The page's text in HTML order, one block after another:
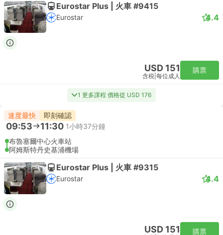
Eurostar Plus | 火車 #9415
Eurostar 4.4
USD 151
含税 每位成人
購票
1 更多課程 價格從 USD 176
速度最快 即刻確認
09:53 11:30 1小時37分鐘
布魯塞爾中心火車站
阿姆斯特丹史基浦機場
Eurostar Plus | 火車 #9315
Eurostar 4.4
USD 151 購票